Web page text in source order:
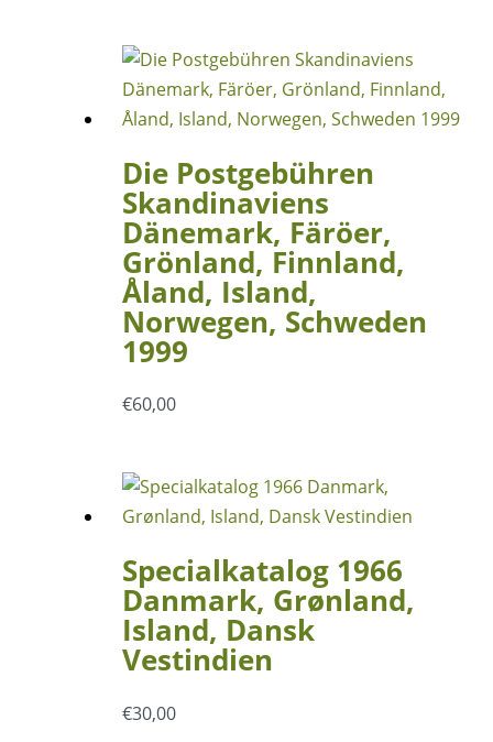
Die Postgebühren
Skandinaviens
Dänemark, Färöer,
Grönland, Finnland,
Åland, Island,
Norwegen, Schweden
1999
€60,00
Specialkatalog 1966
Danmark, Grønland,
Island, Dansk
Vestindien
€30,00